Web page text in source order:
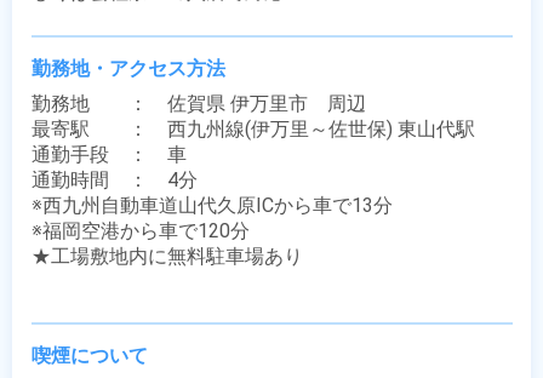
勤務地・アクセス方法
勤務地　　：　佐賀県 伊万里市　周辺
最寄駅　　：　西九州線(伊万里～佐世保) 東山代駅
通勤手段　：　車
通勤時間　：　4分
※西九州自動車道山代久原ICから車で13分
※福岡空港から車で120分
★工場敷地内に無料駐車場あり
喫煙について